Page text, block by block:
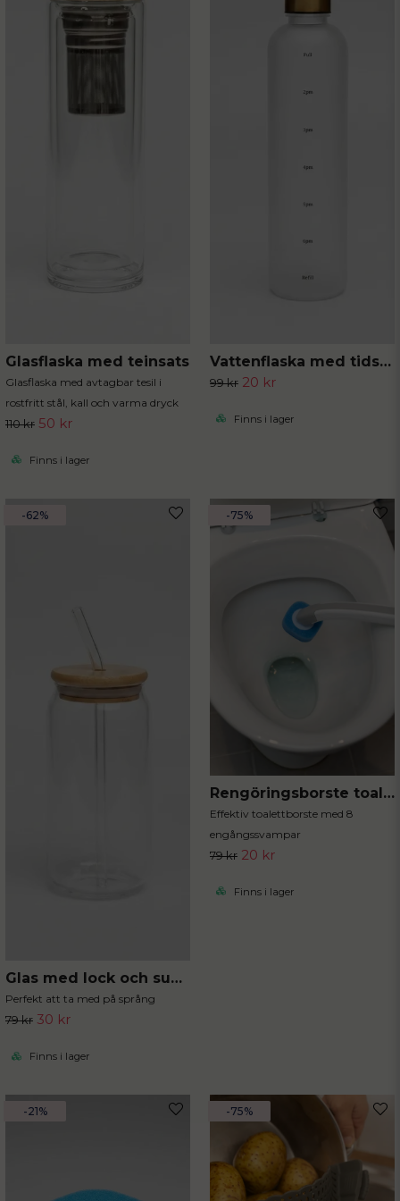
Glasflaska med teinsats
Glasflaska med avtagbar tesil i
rostfritt stål, kall och varma dryck
110 kr 50 kr
Finns i lager
Vattenflaska med tidsmarkör
99 kr 20 kr
Finns i lager
Glas med lock och sugrör
Perfekt att ta med på språng
79 kr 30 kr
Finns i lager
-62%
Rengöringsborste toalett med engångssvampar
Effektiv toalettborste med 8
engångssvampar
79 kr 20 kr
Finns i lager
-75%
-21% -75%